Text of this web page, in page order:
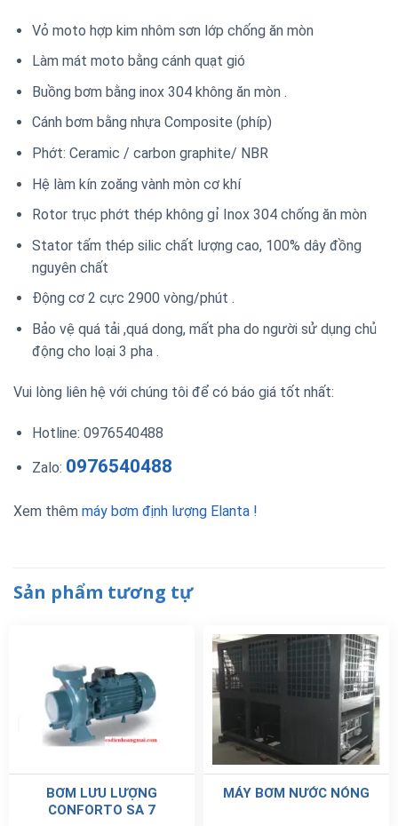
Vỏ moto hợp kim nhôm sơn lớp chống ăn mòn
Làm mát moto bằng cánh quạt gió
Buồng bơm bằng inox 304 không ăn mòn .
Cánh bơm bằng nhựa Composite (phíp)
Phớt: Ceramic / carbon graphite/ NBR
Hệ làm kín zoăng vành mòn cơ khí
Rotor trục phớt thép không gỉ Inox 304 chống ăn mòn
Stator tấm thép silic chất lượng cao, 100% dây đồng
nguyên chất
Động cơ 2 cực 2900 vòng/phút .
Bảo vệ quá tải ,quá dong, mất pha do người sử dụng chủ
động cho loại 3 pha .
Vui lòng liên hệ với chúng tôi để có báo giá tốt nhất:
Hotline: 0976540488
Zalo: 0976540488
Xem thêm máy bơm định lượng Elanta !
Sản phẩm tương tự
BƠM LƯU LƯỢNG
CONFORTO SA 7
MÁY BƠM NƯỚC NÓNG